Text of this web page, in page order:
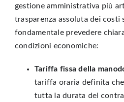
gestione amministrativa più
trasparenza assoluta dei costi
fondamentale prevedere
condizioni economiche:
Tariffa fissa della
tariffa oraria definita
tutta la durata del